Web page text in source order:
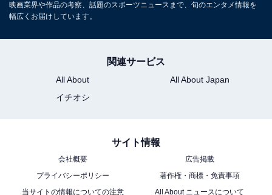
映画業界や作品の考察、話題のスポーツニュースまで、旬のエンタメ情報を
幅広くお届けしています。
関連サービス
All About
All About Japan
イチオシ
サイト情報
会社概要
広告掲載
プライバシーポリシー
著作権・商標・免責事項
当サイトの情報についての注意
All About ニュースについて